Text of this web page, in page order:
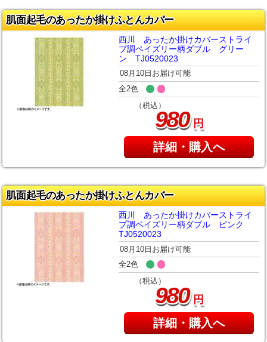
肌面起毛のあったか掛けふとんカバー
西川 あったか掛けカバーストライ
プ調ペイズリー柄ダブル グリー
ン TJ0520023
08月10日お届け可能
全2色
（税込）
980円
詳細・購入へ
肌面起毛のあったか掛けふとんカバー
西川 あったか掛けカバーストライ
プ調ペイズリー柄ダブル ピンク
TJ0520023
08月10日お届け可能
全2色
（税込）
980円
詳細・購入へ